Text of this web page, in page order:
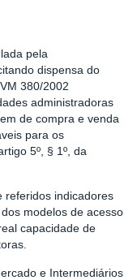
pela
dispensa do
380/2002
administradoras
de compra e venda
para os
5º, § 1º, da
referidos indicadores
modelos de acesso
capacidade de
e Intermediários